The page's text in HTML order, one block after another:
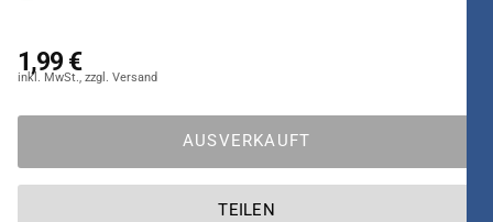
1,99 €
AUSVERKAUFT
TEILEN